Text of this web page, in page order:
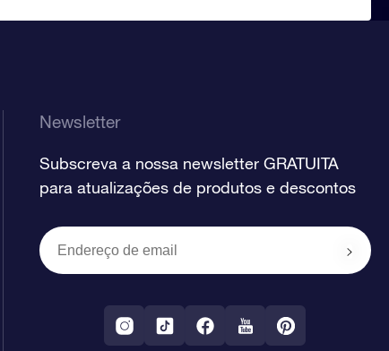
Newsletter
Subscreva a nossa newsletter GRATUITA
para atualizações de produtos e descontos